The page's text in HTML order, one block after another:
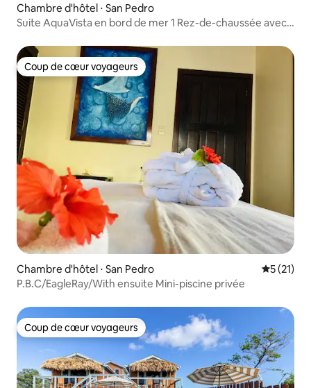
Chambre d'hôtel ⋅ San Pedro
Suite AquaVista en bord de mer 1 Rez-de-chaussée avec
Coup de cœur voyageurs
Coup de cœur voyageurs
Chambre d'hôtel ⋅ San Pedro
5 (21)
P.B.C/EagleRay/With ensuite Mini-piscine privée
Coup de cœur voyageurs
Coup de cœur voyageurs